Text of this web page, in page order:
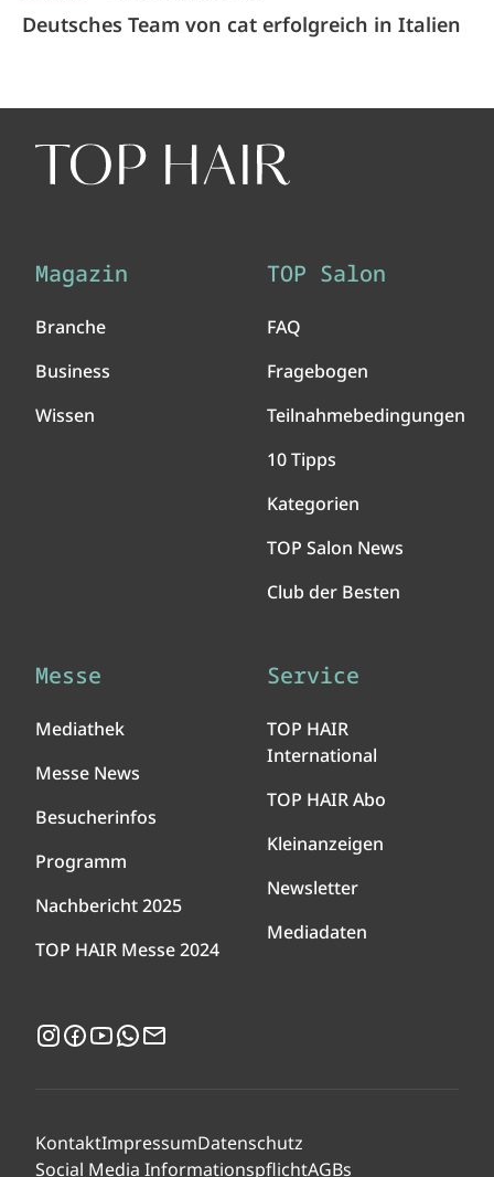
Deutsches Team von cat erfolgreich in Italien
Magazin
Branche
Business
Wissen
TOP Salon
FAQ
Fragebogen
Teilnahmebedingungen
10 Tipps
Kategorien
TOP Salon News
Club der Besten
Messe
Mediathek
Messe News
Besucherinfos
Programm
Nachbericht 2025
TOP HAIR Messe 2024
Service
TOP HAIR
International
TOP HAIR Abo
Kleinanzeigen
Newsletter
Mediadaten
Instagram
Facebook
YouTubeWhatsApp
KontaktImpressumDatenschutz
Social Media InformationspflichtAGBs